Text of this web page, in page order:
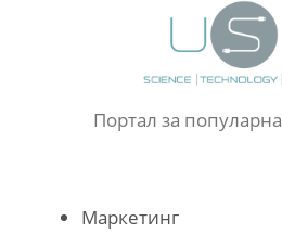
Портал за
Маркетинг